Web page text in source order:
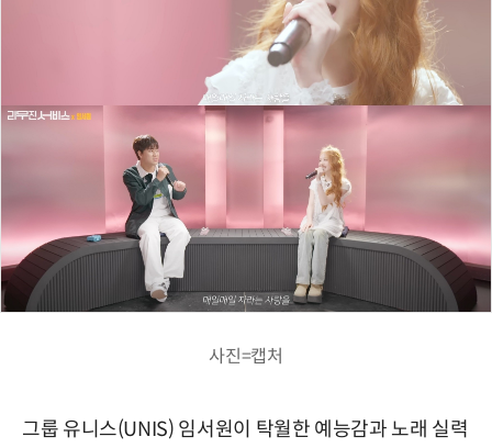
사진=캡처
그룹 유니스(UNIS) 임서원이 탁월한 예능감과 노래 실력